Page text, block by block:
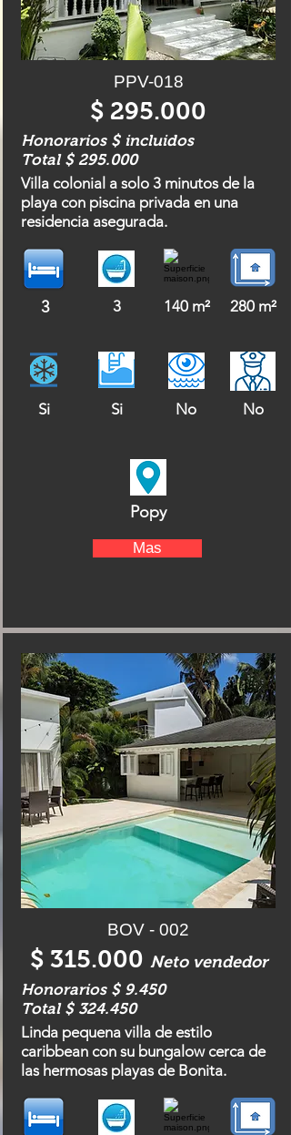
PPV-018
$ 295.000
Honorarios $ incluidos
Total $ 295.000
Villa colonial a solo 3 minutos de la
playa con piscina privada en una
residencia asegurada.
3 3 140 m² 280 m²
Si Si No No
Popy
Mas
BOV - 002
$ 315.000 Neto vendedor
Honorarios $ 9.450
Total $ 324.450
Linda pequena villa de estilo
caribbean con su bungalow cerca de
las hermosas playas de Bonita.